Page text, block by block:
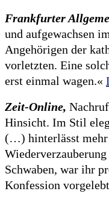
Frankfurter
und aufgewachsen
Angehörigen der
vorletzten. Eine
erst einmal wagen.«
Zeit-Online,
Hinsicht. Im Stil
(…) hinterlässt mehr
Schwaben, war ihr
Konfession